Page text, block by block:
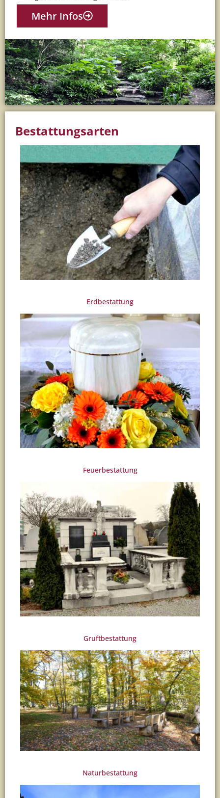
Mehr Infos
Bestattungsarten
Erdbestattung
Feuerbestattung
Gruftbestattung
Naturbestattung